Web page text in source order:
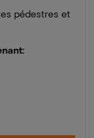
pédestres et